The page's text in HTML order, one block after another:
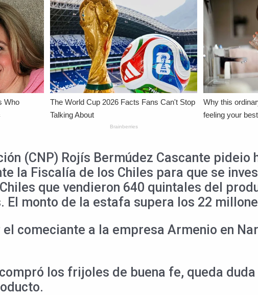
(CNP) Rojís Bermúdez Cascante pideio
la Fiscalía de los Chiles para que se
que vendieron 640 quintales del
monto de la estafa supera los 22
comeciante a la empresa Armenio en
los frijoles de buena fe, queda